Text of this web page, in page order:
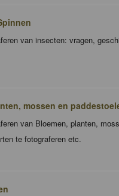
van insecten: vragen,
mossen en
van Bloemen, planten,
te fotograferen etc.